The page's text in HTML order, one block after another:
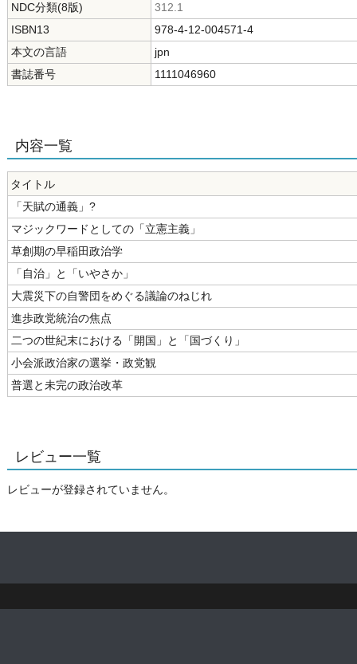
NDC分類(8版)
312.1
ISBN13
978-4-12-004571-4
本文の言語
jpn
書誌番号
1111046960
内容一覧
タイトル
「天賦の通義」?
マジックワードとしての「立憲主義」
草創期の早稲田政治学
「自治」と「いやさか」
大震災下の自警団をめぐる議論のねじれ
進歩政党統治の焦点
二つの世紀末における「開国」と「国づくり」
小会派政治家の選挙・政党観
普選と未完の政治改革
レビュー一覧
レビューが登録されていません。